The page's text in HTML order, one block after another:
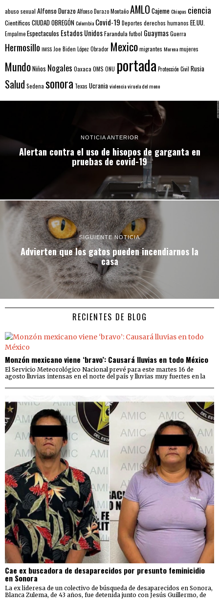
abuso sexual Alfonso DurazoAlfonso Durazo MontañoAMLO CajemeChiapas ciencia
Científicos CIUDAD OBREGÓNColombia Covid-19 Deportes derechos humanos EE.UU.
EmpalmeEspectaculos Estados UnidosFarandulafutbol GuaymasGuerra
Hermosillo IMSS Joe Biden López Obrador Mexicomigrantes Morenamujeres
MundoNiños Nogales Oaxaca OMS ONU portada Protección Civil Rusia
Salud Sedena sonora Texas Ucraniaviolenciaviruela del mono
NOTICIA ANTERIOR
Alertan contra el uso de hisopos de garganta en
pruebas de covid-19
SIGUIENTE NOTICIA
Advierten que los gatos pueden incendiarnos la
casa
RECIENTES DE BLOG
Monzón mexicano viene ‘bravo’: Causará lluvias en todo México
El Servicio Meteorológico Nacional prevé para este martes 16 de
agosto lluvias intensas en el norte del país y lluvias muy fuertes en la
Cae ex buscadora de desaparecidos por presunto feminicidio
en Sonora
La ex lideresa de un colectivo de búsqueda de desaparecidos en Sonora,
Blanca Zulema, de 43 años, fue detenida junto con Jesús Guillermo, de